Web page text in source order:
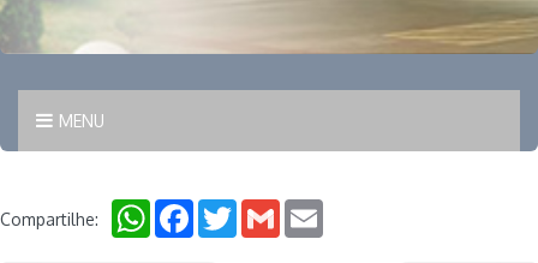
MENU
Compartilhe: WhatsAppFacebookTwitterGmail